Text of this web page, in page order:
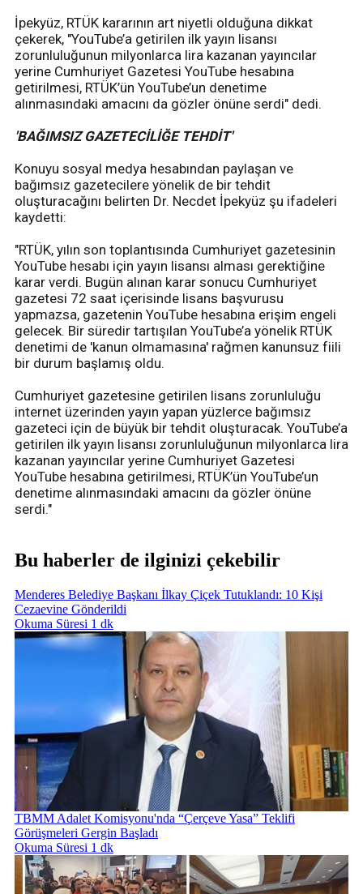
İpekyüz, RTÜK kararının art niyetli olduğuna dikkat
çekerek, "YouTube’a getirilen ilk yayın lisansı
zorunluluğunun milyonlarca lira kazanan yayıncılar
yerine Cumhuriyet Gazetesi YouTube hesabına
getirilmesi, RTÜK’ün YouTube’un denetime
alınmasındaki amacını da gözler önüne serdi" dedi.
'BAĞIMSIZ GAZETECİLİĞE TEHDİT'
Konuyu sosyal medya hesabından paylaşan ve
bağımsız gazetecilere yönelik de bir tehdit
oluşturacağını belirten Dr. Necdet İpekyüz şu ifadeleri
kaydetti:
"RTÜK, yılın son toplantısında Cumhuriyet gazetesinin
YouTube hesabı için yayın lisansı alması gerektiğine
karar verdi. Bugün alınan karar sonucu Cumhuriyet
gazetesi 72 saat içerisinde lisans başvurusu
yapmazsa, gazetenin YouTube hesabına erişim engeli
gelecek. Bir süredir tartışılan YouTube’a yönelik RTÜK
denetimi de 'kanun olmamasına' rağmen kanunsuz fiili
bir durum başlamış oldu.
Cumhuriyet gazetesine getirilen lisans zorunluluğu
internet üzerinden yayın yapan yüzlerce bağımsız
gazeteci için de büyük bir tehdit oluşturacak. YouTube’a
getirilen ilk yayın lisansı zorunluluğunun milyonlarca lira
kazanan yayıncılar yerine Cumhuriyet Gazetesi
YouTube hesabına getirilmesi, RTÜK’ün YouTube’un
denetime alınmasındaki amacını da gözler önüne
serdi."
Bu haberler de ilginizi çekebilir
Menderes Belediye Başkanı İlkay Çiçek Tutuklandı: 10 Kişi
Cezaevine Gönderildi
Okuma Süresi 1 dk
TBMM Adalet Komisyonu'nda “Çerçeve Yasa” Teklifi
Görüşmeleri Gergin Başladı
Okuma Süresi 1 dk